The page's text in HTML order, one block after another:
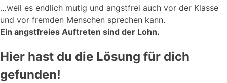
…weil es endlich mutig und angstfrei auch vor der Klasse
und vor fremden Menschen sprechen kann.
Ein angstfreies Auftreten sind der Lohn.
Hier hast du die Lösung für dich
gefunden!